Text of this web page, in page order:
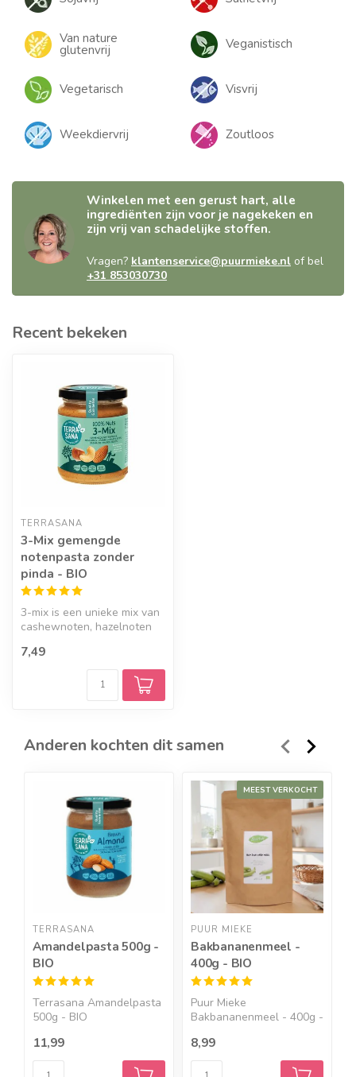
Van nature
glutenvrij Veganistisch
Vegetarisch Visvrij
Weekdiervrij Zoutloos
Winkelen met een gerust hart, alle
ingrediënten zijn voor je nagekeken en
zijn vrij van schadelijke stoffen.
Vragen? klantenservice@puurmieke.nl of bel
+31 853030730
Recent bekeken
TERRASANA
3-Mix gemengde
notenpasta zonder
pinda - BIO
3-mix is een unieke mix van
cashewnoten, hazelnoten
alle...
7,49
Anderen kochten dit samen
TERRASANA
Amandelpasta 500g -
BIO
Terrasana Amandelpasta
500g - BIO
11,99
MEEST VERKOCHT
PUUR MIEKE
Bakbananenmeel -
400g - BIO
Puur Mieke
Bakbananenmeel - 400g -
8,99